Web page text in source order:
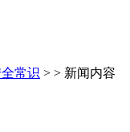
常识 > > 新闻内容